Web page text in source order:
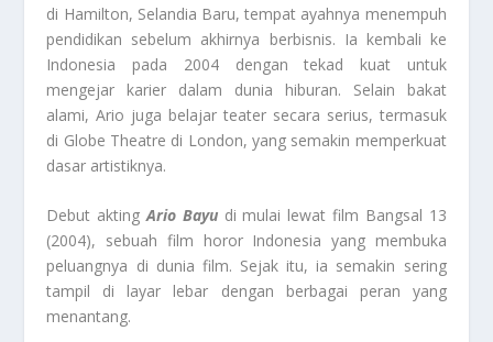
di Hamilton, Selandia Baru, tempat ayahnya menempuh
pendidikan sebelum akhirnya berbisnis. Ia kembali ke
Indonesia pada 2004 dengan tekad kuat untuk
mengejar karier dalam dunia hiburan. Selain bakat
alami, Ario juga belajar teater secara serius, termasuk
di Globe Theatre di London, yang semakin memperkuat
dasar artistiknya.
Debut aktingArio Bayudi mulai lewat film Bangsal 13
(2004), sebuah film horor Indonesia yang membuka
peluangnya di dunia film. Sejak itu, ia semakin sering
tampil di layar lebar dengan berbagai peran yang
menantang.